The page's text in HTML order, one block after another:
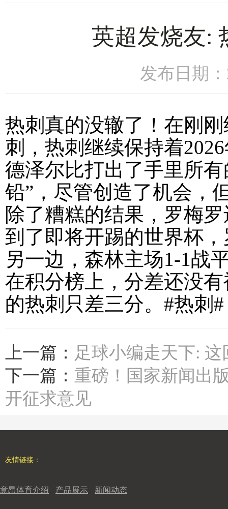
英超发烧友:
发布日期
热刺真的没辙了！在刚
刺，热刺继续保持着
德泽尔比打出了手里所
铅”，尽管创造了机会，
除了糟糕的结果，罗梅
到了即将开踢的世界杯
另一边，森林主场1-1战
在积分榜上，分差还没
的热刺只差三分。#热刺
上一篇： 足球小编走天下:
下一篇： 重磅！国家新闻出
开征求意见
友情链接：
意昂体育介绍 产品展示 新闻动态